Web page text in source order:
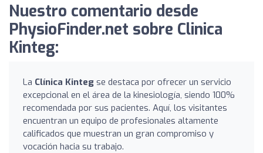
Nuestro comentario desde
PhysioFinder.net sobre Clinica
Kinteg:
La Clínica Kinteg se destaca por ofrecer un servicio
excepcional en el área de la kinesiología, siendo 100%
recomendada por sus pacientes. Aquí, los visitantes
encuentran un equipo de profesionales altamente
calificados que muestran un gran compromiso y
vocación hacia su trabajo.